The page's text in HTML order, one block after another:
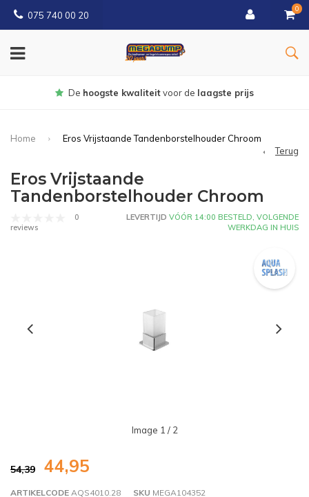
075 740 00 20
0
Gratisbezorgd vanaf € 150
Home
Eros Vrijstaande Tandenborstelhouder Chroom
Terug
Eros Vrijstaande
Tandenborstelhouder Chroom
0
reviews
LEVERTIJD VÓÓR 14:00 BESTELD, VOLGENDE
WERKDAG IN HUIS
Image 1 / 2
54,39 44,95
ARTIKELCODE AQS4010.28 SKU MEGA104352